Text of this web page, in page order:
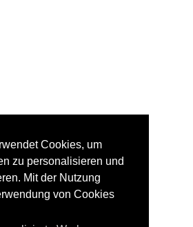
Cookies, um
zu personalisieren und
Mit der Nutzung
von Cookies